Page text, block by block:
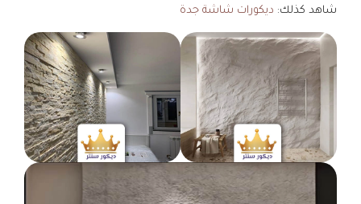
شاهد كذلك: ديكورات شاشة جدة